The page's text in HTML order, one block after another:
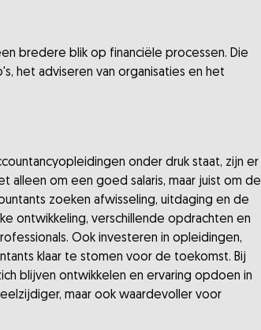
bredere blik op financiële processen. Die
het adviseren van organisaties en het
onder druk staat, zijn er
alleen om een goed salaris, maar juist om de
zoeken afwisseling, uitdaging en de
ontwikkeling, verschillende opdrachten en
Ook investeren in opleidingen,
klaar te stomen voor de toekomst. Bij
blijven ontwikkelen en ervaring opdoen in
maar ook waardevoller voor